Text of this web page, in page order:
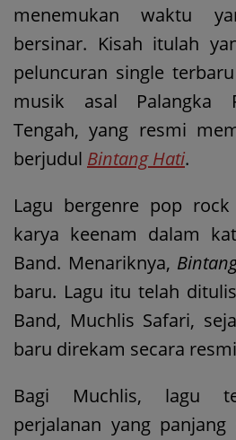
menemukan waktu
bersinar. Kisah itulah
peluncuran single
musik asal Palangka
Tengah, yang resmi
berjudul Bintang Hati.
Lagu bergenre pop
karya keenam dalam
Band. Menariknya,
baru. Lagu itu telah
Band, Muchlis Safari,
baru direkam secara
Bagi Muchlis, lagu
perjalanan yang